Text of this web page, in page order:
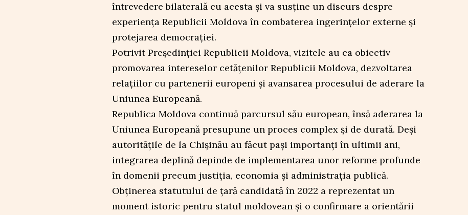
întrevedere bilaterală cu acesta și va susține un discurs despre
experiența Republicii Moldova în combaterea ingerințelor externe și
protejarea democrației.
Potrivit Președinției Republicii Moldova, vizitele au ca obiectiv
promovarea intereselor cetățenilor Republicii Moldova, dezvoltarea
relațiilor cu partenerii europeni și avansarea procesului de aderare la
Uniunea Europeană.
Republica Moldova continuă parcursul său european, însă aderarea la
Uniunea Europeană presupune un proces complex și de durată. Deși
autoritățile de la Chișinău au făcut pași importanți în ultimii ani,
integrarea deplină depinde de implementarea unor reforme profunde
în domenii precum justiția, economia și administrația publică.
Obținerea statutului de țară candidată în 2022 a reprezentat un
moment istoric pentru statul moldovean și o confirmare a orientării